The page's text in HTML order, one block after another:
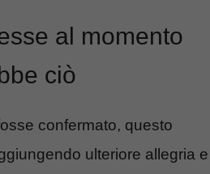
al momento
ciò
confermato, questo
ulteriore allegria e